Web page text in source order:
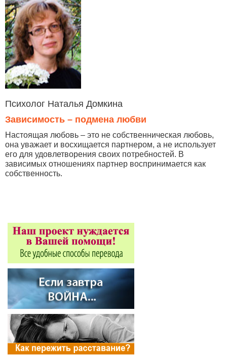
Психолог Наталья Домкина
Зависимость – подмена любви
Настоящая любовь – это не собственническая любовь,
она уважает и восхищается партнером, а не использует
его для удовлетворения своих потребностей. В
зависимых отношениях партнер воспринимается как
собственность.